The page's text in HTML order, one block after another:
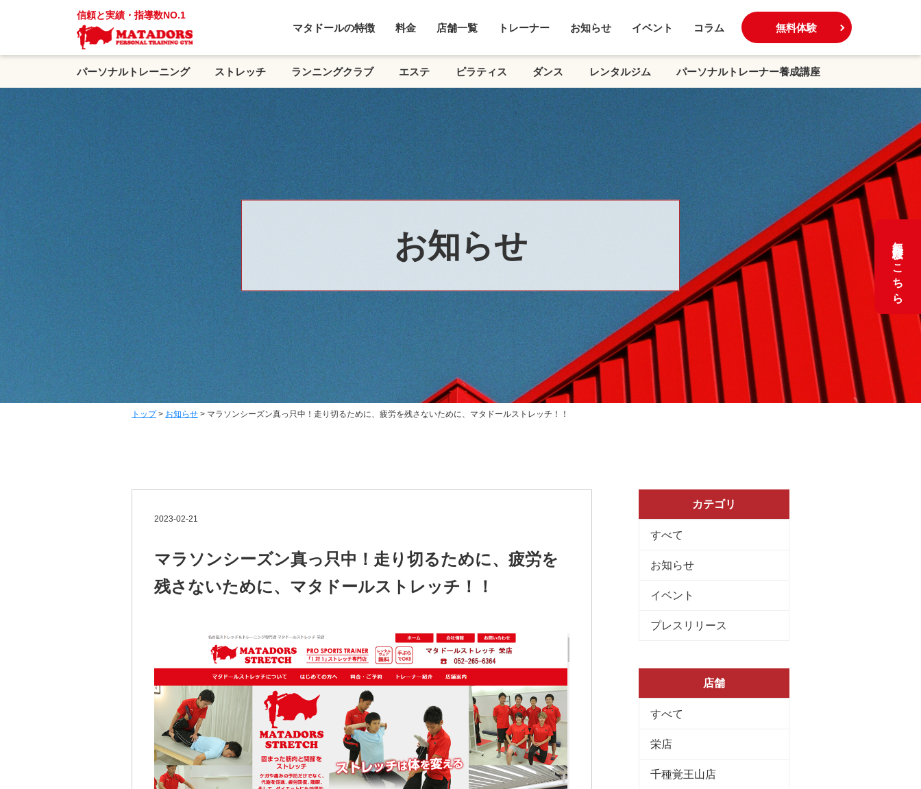
信頼と実績・指導数NO.1
マタドールの特徴 料金 店舗一覧 トレーナー お知らせ イベント コラム 無料体験
パーソナルトレーニング ストレッチ ランニングクラブ エステ ピラティス ダンス レンタルジム パーソナルトレーナー養成講座
無料体験はこちら
お知らせ
トップ> お知らせ > マラソンシーズン真っ只中！走り切るために、疲労を残さないために、マタドールストレッチ！！
2023-02-21
マラソンシーズン真っ只中！走り切るために、疲労を
残さないために、マタドールストレッチ！！
カテゴリ
すべて
お知らせ
イベント
プレスリリース
店舗
すべて
栄店
千種覚王山店